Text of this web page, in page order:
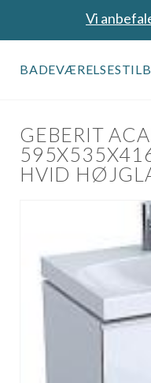
Vi
GEBERIT
HVID